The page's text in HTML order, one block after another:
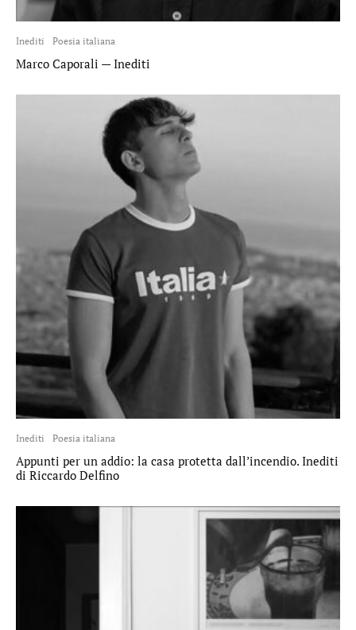
Inediti Poesia italiana
Marco Caporali — Inediti
Inediti Poesia italiana
Appunti per un addio: la casa protetta dall’incendio. Inediti
di Riccardo Delfino